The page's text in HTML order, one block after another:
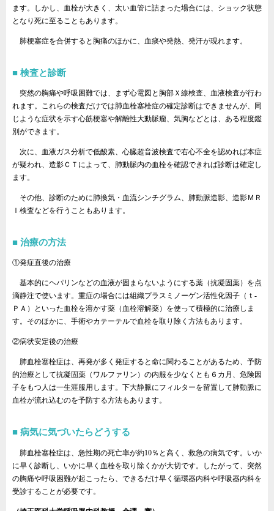
ます。しかし、血栓が大きく、太い血管に詰まった場合には、ショック状態
となり死に至ることもあります。
肺梗塞症を合併すると胸痛のほかに、血痰や発熱、発汗が現れます。
検査と診断
突然の胸痛や呼吸困難では、まず心電図と胸部Ｘ線検査、血液検査が行わ
れます。これらの検査だけでは肺血栓塞栓症の確定診断はできませんが、同
じような症状を示す心筋梗塞や解離性大動脈瘤、気胸などとは、ある程度鑑
別ができます。
次に、血液ガス分析で低酸素、心臓超音波検査で右心不全を認めれば本症
が疑われ、造影ＣＴによって、肺動脈内の血栓を確認できれば診断は確定し
ます。
その他、診断のために肺換気・血流シンチグラム、肺動脈造影、造影ＭＲ
Ｉ検査などを行うこともあります。
治療の方法
①発症直後の治療
基本的にヘパリンなどの血液が固まらないようにする薬（抗凝固薬）を点
滴静注で使います。重症の場合には組織プラスミノーゲン活性化因子（ｔ‐
ＰＡ）といった血栓を溶かす薬（血栓溶解薬）を使って積極的に治療しま
す。そのほかに、手術やカテーテルで血栓を取り除く方法もあります。
②病状安定後の治療
肺血栓塞栓症は、再発が多く発症すると命に関わることがあるため、予防
的治療として抗凝固薬（ワルファリン）の内服を少なくとも６カ月、危険因
子をもつ人は一生涯服用します。下大静脈にフィルターを留置して肺動脈に
血栓が流れ込むのを予防する方法もあります。
病気に気づいたらどうする
肺血栓塞栓症は、急性期の死亡率が約10％と高く、救急の病気です。いか
に早く診断し、いかに早く血栓を取り除くかが大切です。したがって、突然
の胸痛や呼吸困難が起こったら、できるだけ早く循環器内科や呼吸器内科を
受診することが必要です。